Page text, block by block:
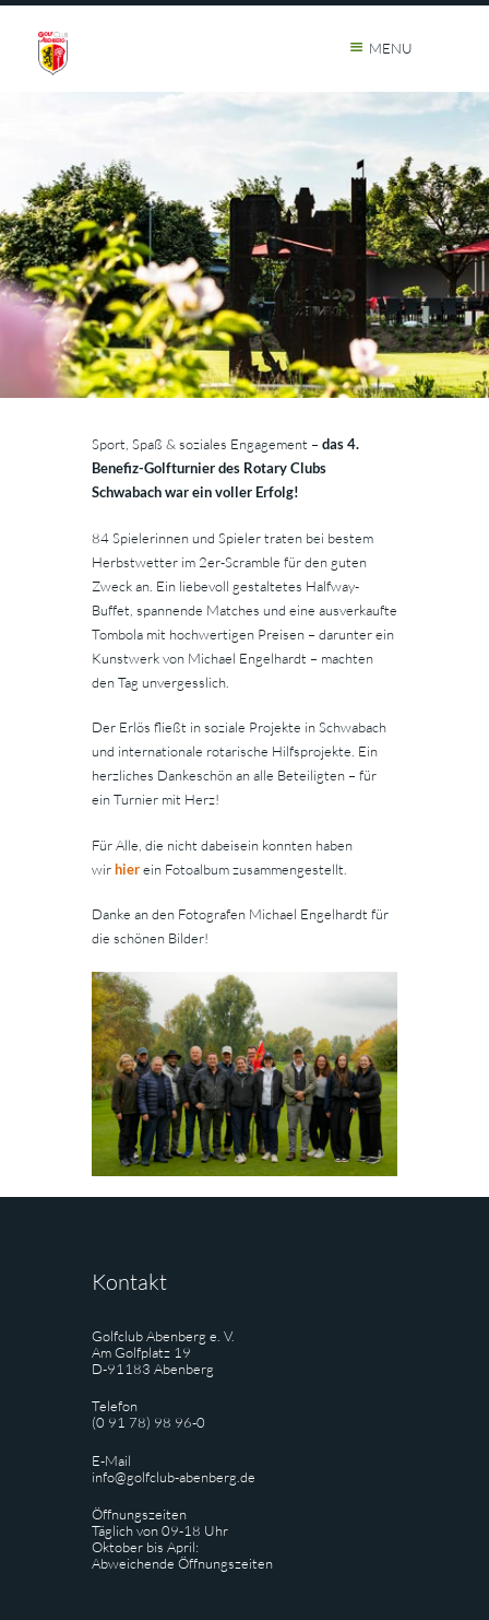
MENU
Sport, Spaß & soziales Engagement – das 4.
Benefiz-Golfturnier des Rotary Clubs
Schwabach war ein voller Erfolg!
84 Spielerinnen und Spieler traten bei bestem
Herbstwetter im 2er-Scramble für den guten
Zweck an. Ein liebevoll gestaltetes Halfway-
Buffet, spannende Matches und eine ausverkaufte
Tombola mit hochwertigen Preisen – darunter ein
Kunstwerk von Michael Engelhardt – machten
den Tag unvergesslich.
Der Erlös fließt in soziale Projekte in Schwabach
und internationale rotarische Hilfsprojekte. Ein
herzliches Dankeschön an alle Beteiligten – für
ein Turnier mit Herz!
Für Alle, die nicht dabeisein konnten haben
wirhierein Fotoalbum zusammengestellt.
Danke an den Fotografen Michael Engelhardt für
die schönen Bilder!
Kontakt
Golfclub Abenberg e. V.
Am Golfplatz 19
D-91183 Abenberg
Telefon
(0 91 78) 98 96-0
E-Mail
info@golfclub-abenberg.de
Öffnungszeiten
Täglich von 09-18 Uhr
Oktober bis April:
Abweichende Öffnungszeiten